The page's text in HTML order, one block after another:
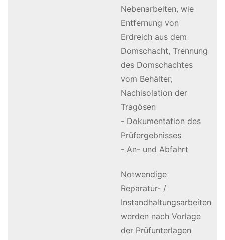
Nebenarbeiten, wie
Entfernung von
Erdreich aus dem
Domschacht, Trennung
des Domschachtes
vom Behälter,
Nachisolation der
Tragösen
- Dokumentation des
Prüfergebnisses
- An- und Abfahrt
Notwendige
Reparatur- /
Instandhaltungsarbeiten
werden nach Vorlage
der Prüfunterlagen